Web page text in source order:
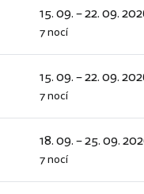
15. 09. – 22. 09.
7 nocí
15. 09. – 22. 09.
7 nocí
18. 09. – 25. 09.
7 nocí